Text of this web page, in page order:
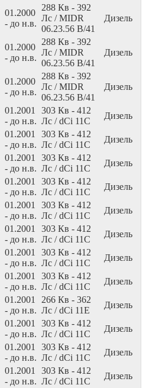
01.2000
- до н.в.
288 Кв - 392
Лс / MIDR
06.23.56 B/41
Дизель
01.2000
- до н.в.
288 Кв - 392
Лс / MIDR
06.23.56 B/41
Дизель
01.2000
- до н.в.
288 Кв - 392
Лс / MIDR
06.23.56 B/41
Дизель
01.2001
- до н.в.
303 Кв - 412
Лс / dCi 11C
Дизель
01.2001
- до н.в.
303 Кв - 412
Лс / dCi 11C
Дизель
01.2001
- до н.в.
303 Кв - 412
Лс / dCi 11C
Дизель
01.2001
- до н.в.
303 Кв - 412
Лс / dCi 11C
Дизель
01.2001
- до н.в.
303 Кв - 412
Лс / dCi 11C
Дизель
01.2001
- до н.в.
303 Кв - 412
Лс / dCi 11C
Дизель
01.2001
- до н.в.
303 Кв - 412
Лс / dCi 11C
Дизель
01.2001
- до н.в.
303 Кв - 412
Лс / dCi 11C
Дизель
01.2001
- до н.в.
266 Кв - 362
Лс / dCi 11E
Дизель
01.2001
- до н.в.
303 Кв - 412
Лс / dCi 11C
Дизель
01.2001
- до н.в.
303 Кв - 412
Лс / dCi 11C
Дизель
01.2001
- до н.в.
303 Кв - 412
Лс / dCi 11C
Дизель